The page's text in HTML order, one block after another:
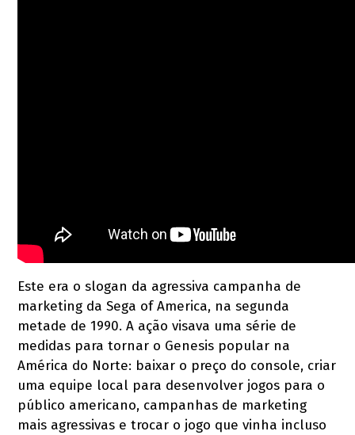
Este era o slogan da agressiva campanha de
marketing da Sega of America, na segunda
metade de 1990. A ação visava uma série de
medidas para tornar o Genesis popular na
América do Norte: baixar o preço do console, criar
uma equipe local para desenvolver jogos para o
público americano, campanhas de marketing
mais agressivas e trocar o jogo que vinha incluso